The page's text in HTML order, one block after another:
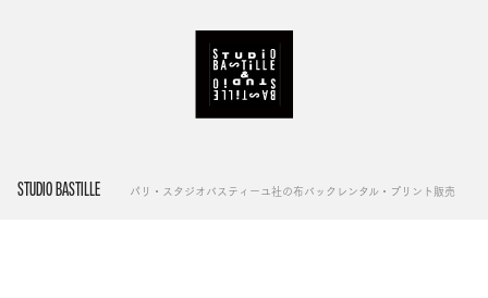
STUDIO BASTILLE パリ・スタジオバスティーユ社の布バックレンタル・プリント販売